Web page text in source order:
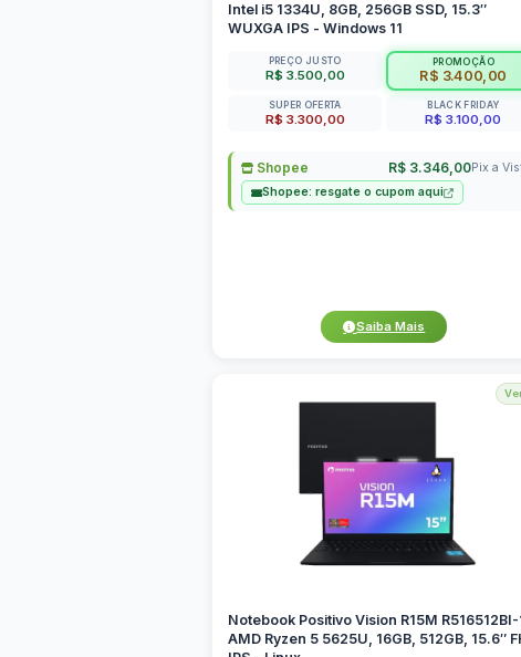
Intel i5 1334U, 8GB, 256GB SSD, 15.3″
WUXGA IPS - Windows 11
PREÇO JUSTO
R$ 3.500,00
PROMOÇÃO
R$ 3.400,00
SUPER OFERTA
R$ 3.300,00
BLACK FRIDAY
R$ 3.100,00
Shopee R$ 3.346,00Pix a
Shopee: resgate o cupom aqui
Saiba Mais
Notebook Positivo Vision R15M R516512BI-
AMD Ryzen 5 5625U, 16GB, 512GB, 15.6″